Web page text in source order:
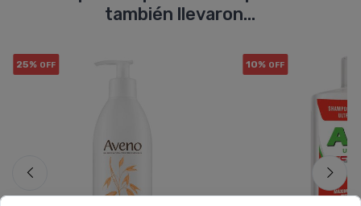
también llevaron...
25% OFF 10% OFF